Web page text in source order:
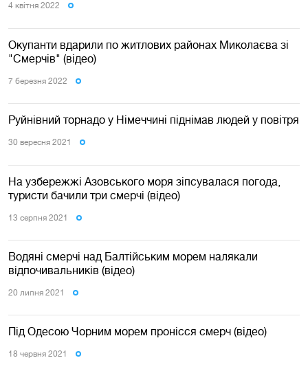
4 квiтня 2022
Окупанти вдарили по житлових районах Миколаєва зі
"Смерчів" (відео)
7 березня 2022
Руйнівний торнадо у Німеччині піднімав людей у повітря
30 вересня 2021
На узбережжі Азовського моря зіпсувалася погода,
туристи бачили три смерчі (відео)
13 серпня 2021
Водяні смерчі над Балтійським морем налякали
відпочивальників (відео)
20 липня 2021
Під Одесою Чорним морем пронісся смерч (відео)
18 червня 2021